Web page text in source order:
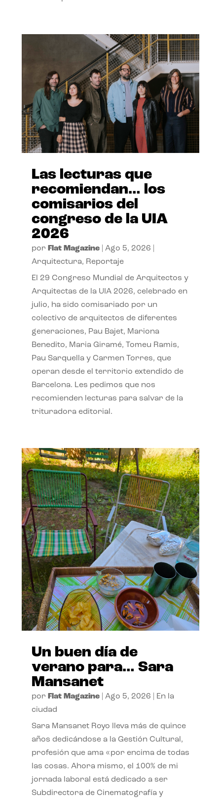
Las lecturas que
recomiendan… los
comisarios del
congreso de la UIA
2026
por Flat Magazine| Ago 5, 2026
Arquitectura, Reportaje
El 29 Congreso Mundial de Arquitectos y
Arquitectas de la UIA 2026, celebrado en
julio, ha sido comisariado por un
colectivo de arquitectos de diferentes
generaciones, Pau Bajet, Mariona
Benedito, Maria Giramé, Tomeu Ramis,
Pau Sarquella y Carmen Torres, que
operan desde el territorio extendido de
Barcelona. Les pedimos que nos
recomienden lecturas para salvar de la
trituradora editorial.
Un buen día de
verano para… Sara
Mansanet
por Flat Magazine| Ago 5, 2026
En la
ciudad
Sara Mansanet Royo lleva más de quince
años dedicándose a la Gestión Cultural,
profesión que ama «por encima de todas
las cosas. Ahora mismo, el 100% de mi
jornada laboral está dedicado a ser
Subdirectora de Cinematografía y